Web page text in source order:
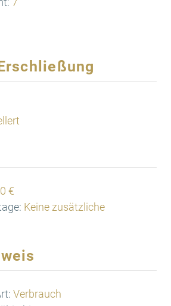
€
Keine zusätzliche
Verbrauch